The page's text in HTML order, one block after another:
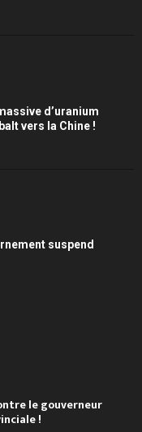
d’uranium
vers la Chine !
suspend
le gouverneur
!